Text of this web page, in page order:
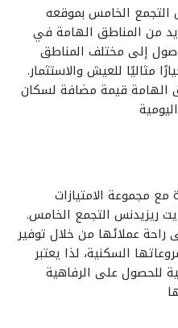
التجمع الخامس بموقعه
من المناطق الهامة في
إلى مختلف المناطق
مثاليًا للعيش والاستثمار.
الهامة قيمة مضافة لسكان
مع مجموعة الامتيازات
ريزيدنس التجمع الخامس.
راحة عملائها من خلال توفير
السكنية، لذا يعتبر
للحصول على الرفاهية